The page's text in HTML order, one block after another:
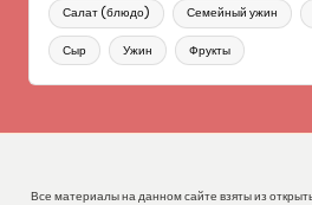
Салат (блюдо) Семейный ужин
Сыр Ужин Фрукты
Все материалы на данном сайте взяты из